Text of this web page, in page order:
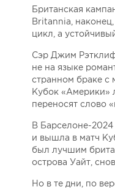
Британская
Britannia,
цикл, а
Сэр Джим
не на языке
странном браке с
Кубок «Америки»
переносят слово
В Барселоне-
и вышла в матч
был лучшим
острова Уайт,
Но в те дни, по